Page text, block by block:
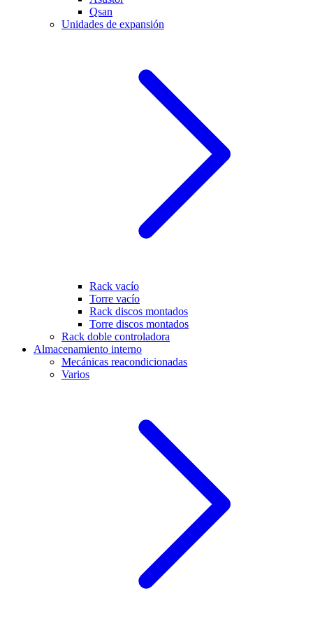
Qsan
Unidades de expansión
Rack vacío
Torre vacío
Rack discos montados
Torre discos montados
Rack doble controladora
Almacenamiento interno
Mecánicas reacondicionadas
Varios